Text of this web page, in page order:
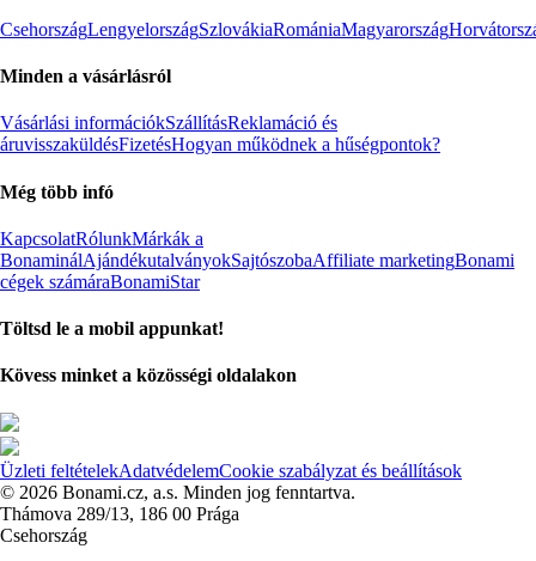
CsehországLengyelországSzlovákiaRomániaMagyarország
Minden a vásárlásról
Vásárlási információkSzállításReklamáció és
áruvisszaküldésFizetésHogyan működnek a hűségpontok?
Még több infó
KapcsolatRólunkMárkák a
BonaminálAjándékutalványokSajtószobaAffiliate marketingBonami
cégek számáraBonamiStar
Töltsd le a mobil appunkat!
Kövess minket a közösségi oldalakon
Üzleti feltételekAdatvédelemCookie szabályzat és beállítások
© 2026 Bonami.cz, a.s. Minden jog fenntartva.
Thámova 289/13, 186 00 Prága
Csehország